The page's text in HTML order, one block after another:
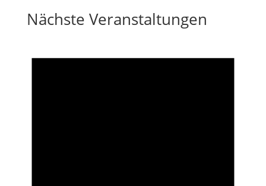
Nächste Veranstaltungen